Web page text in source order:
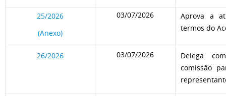
25/2026
(Anexo)
03/07/2026
Aprova a
termos do
26/2026 03/07/2026
Delega
comissão